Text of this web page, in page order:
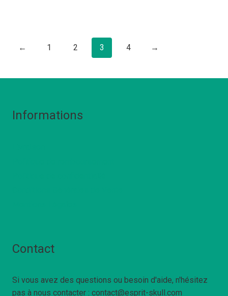
← 1 2 3 4 →
Informations
Contact
Si vous avez des questions ou besoin d'aide, n'hésitez
pas à nous contacter : contact@esprit-skull.com